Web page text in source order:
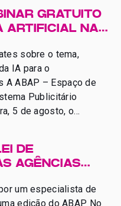
GRATUITO
ARTIFICIAL NAS
sobre o tema,
IA para o
A ABAP – Espaço de
Publicitário
5 de agosto, o
DE
AGÊNCIAS
um especialista de
edição do ABAP No